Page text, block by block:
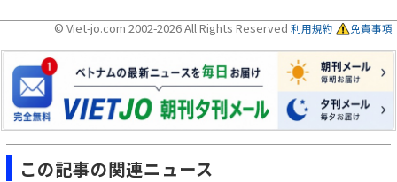
© Viet-jo.com 2002-2026 All Rights Reserved 利用規約 免責事項
この記事の関連ニュース